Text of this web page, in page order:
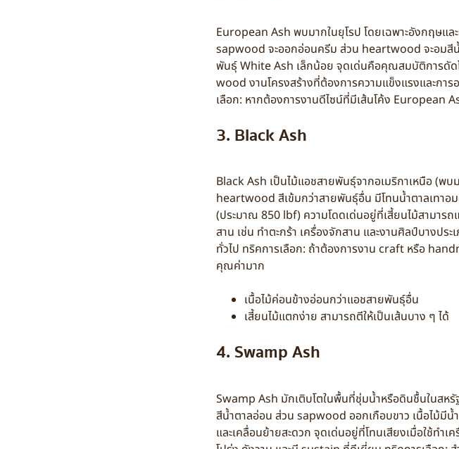
European Ash พบมากในยุโรป โดยเฉพาะอังกฤษแ
sapwood จะออกอ่อนครีม ส่วน heartwood จะอมสี
พันธุ์ White Ash เล็กน้อย จุดเด่นคือคุณสมบัติการดัด
wood งานโครงสร้างที่ต้องการความแข็งแรงและกา
เลือก: หากต้องการงานดีไซน์ที่มีเส้นโค้ง European
3. Black Ash
Black Ash เป็นไม้แอชสายพันธุ์จากอเมริกาเหนือ (
heartwood สีเข้มกว่าสายพันธุ์อื่น มีโทนน้ำตาลเทาอ
(ประมาณ 850 lbf) ความโดดเด่นอยู่ที่เสี้ยนไม้สามาร
สาน เช่น ทำตะกร้า เครื่องจักสาน และงานศิลป์บางป
ทั่วไป ทริคการเลือก: ถ้าต้องการงาน craft หรือ
คุณค่ามาก
เนื้อไม้ค่อนข้างอ่อนกว่าแอชสายพันธุ์อื่น
เสี้ยนไม้แตกง่าย สามารถตีให้เป็นเส้นบาง ๆ ได้
4. Swamp Ash
Swamp Ash มักเติบโตในพื้นที่ชุ่มน้ำหรือดินชื้นในส
สีน้ำตาลอ่อน ส่วน sapwood ออกเกือบขาว เนื้อไม้มีน้
และเคลื่อนย้ายสะดวก จุดเด่นอยู่ที่โทนเสียงเมื่อใช้ทำเ